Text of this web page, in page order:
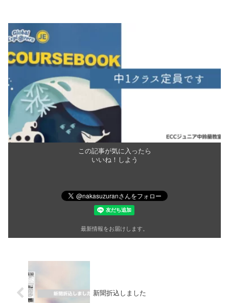
この記事が気に入ったら
いいね！しよう
最新情報をお届けします。
新聞折込しました